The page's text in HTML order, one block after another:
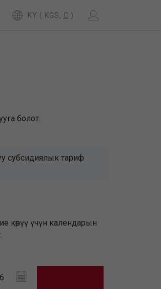
KY ( KGS, C )
болот.
субсидиялык тариф
көрүү үчүн календарын